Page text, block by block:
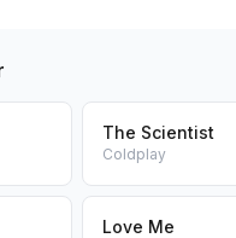
The Scientist
Coldplay
Love Me